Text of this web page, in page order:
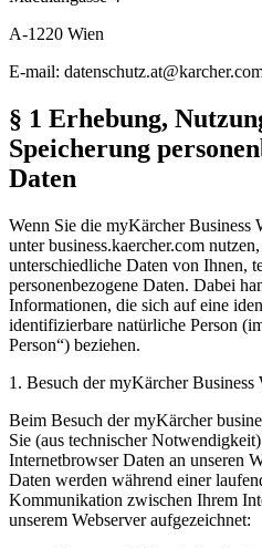
A-1220 Wien
E-mail:
§ 1 Erhebung,
Speicherung
Daten
Wenn Sie die myKärcher Business
unter business.kaercher.com
unterschiedliche Daten von Ihnen,
personenbezogene Daten. Dabei
Informationen, die sich auf eine
identifizierbare natürliche Person
Person“) beziehen.
1. Besuch der myKärcher Business
Beim Besuch der myKärcher
Sie (aus technischer
Internetbrowser Daten an unseren
Daten werden während einer
Kommunikation zwischen Ihrem
unserem Webserver aufgezeichnet: